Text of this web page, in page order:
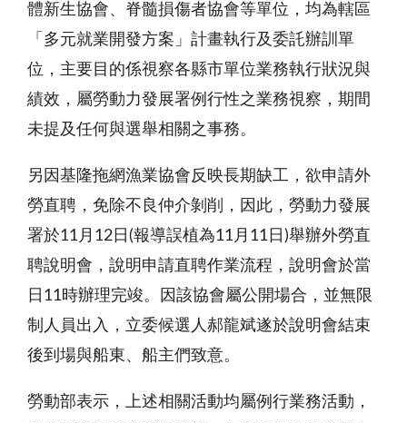
體新生協會、脊髓損傷者協會等單位，均為轄區
「多元就業開發方案」計畫執行及委託辦訓單
位，主要目的係視察各縣市單位業務執行狀況與
績效，屬勞動力發展署例行性之業務視察，期間
未提及任何與選舉相關之事務。
另因基隆拖網漁業協會反映長期缺工，欲申請外
勞直聘，免除不良仲介剝削，因此，勞動力發展
署於11月 12 日 (報導誤植為11月 11 日 )舉辦外勞直
聘說明會，說明申請直聘作業流程，說明會於當
日 11時辦理完竣。因該協會屬公開場合，並無限
制人員出入，立委候選人郝龍斌遂於說明會結束
後到場與船東、船主們致意。
勞動部表示，上述相關活動均屬例行業務活動，